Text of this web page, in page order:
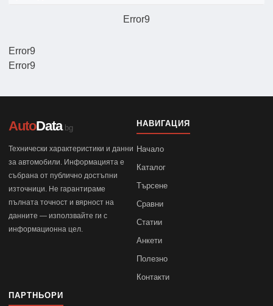
Error9
Error9
Error9
AutoData.bg
Технически характеристики и данни
за автомобили. Информацията е
събрана от публично достъпни
източници. Не гарантираме
пълната точност и вярност на
данните — използвайте ги с
информационна цел.
НАВИГАЦИЯ
Начало
Каталог
Търсене
Сравни
Статии
Анкети
Полезно
Контакти
ПАРТНЬОРИ